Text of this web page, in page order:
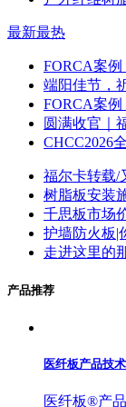
最新最热
FORCA案例
端阳佳节，
FORCA案
圆满收官｜
CHCC2026
福尔卡转载/
树脂板安装
千思板市场
护墙防火板|
走进这里的
产品推荐
医纤板产品技
医纤板®产